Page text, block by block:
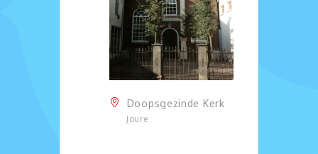
Doopsgezinde Kerk
Joure